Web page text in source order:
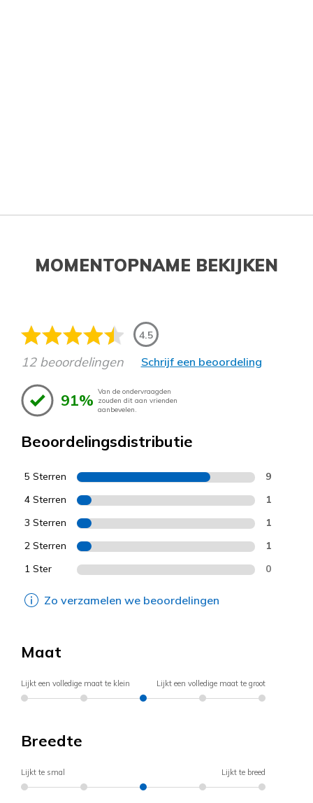
MOMENTOPNAME BEKIJKEN
4.5
12 beoordelingen Schrijf een beoordeling
91% Van de ondervraagden
zouden dit aan vrienden
aanbevelen.
Beoordelingsdistributie
5 Sterren 9
4 Sterren 1
3 Sterren 1
2 Sterren 1
1 Ster 0
Zo verzamelen we beoordelingen
Maat
Lijkt een volledige maat te klein Lijkt een volledige maat te groot
Breedte
Lijkt te smal Lijkt te breed